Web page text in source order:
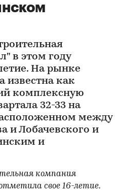
в этом году
На рынке
известна как
комплексную
32-33 на
между
и Лобачевского и
и
компания
свое 16-летие.